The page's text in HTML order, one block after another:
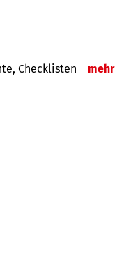
Checklisten mehr